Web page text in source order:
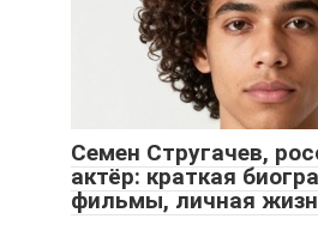
Семен Стругачев,
актёр: краткая
фильмы, личная